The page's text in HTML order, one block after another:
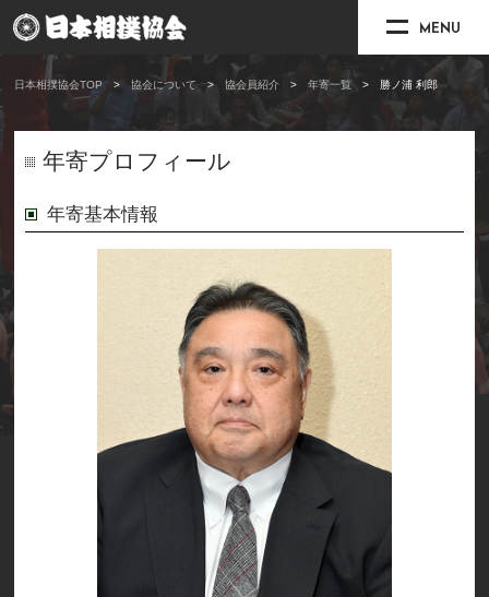
MENU
日本相撲協会TOP 協会について 協会員紹介 年寄一覧 勝ノ浦 利郎
年寄プロフィール
年寄基本情報